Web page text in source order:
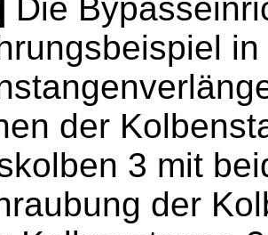
Die
in
der
3 mit
der